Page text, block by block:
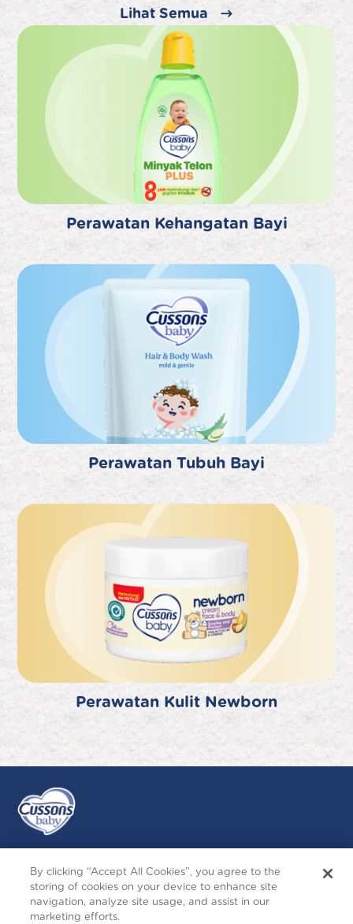
Lihat Semua
Perawatan Kehangatan Bayi
Perawatan Tubuh Bayi
Perawatan Kulit Newborn
Ikuti Kami
InstagramFollow Facebook
By clicking “Accept All Cookies”, you agree to the
storing of cookies on your device to enhance site
navigation, analyze site usage, and assist in our
marketing efforts.